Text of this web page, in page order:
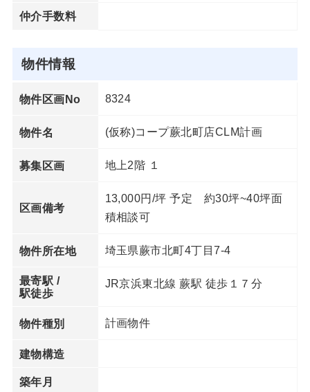
仲介手数料
物件情報
物件区画No 8324
物件名 (仮称)コープ蕨北町店CLM計画
募集区画 地上2階 １
区画備考
13,000円/坪 予定 約30坪~40坪面
積相談可
物件所在地 埼玉県蕨市北町4丁目7-4
最寄駅 /
駅徒歩
JR京浜東北線 蕨駅 徒歩１７分
物件種別 計画物件
建物構造
築年月